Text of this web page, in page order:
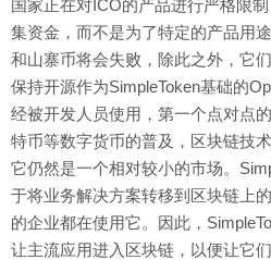
国家正在对ICO的产品进行严格限
集资金，而不是为了特定的产品用
和山寨币将会失败，除此之外，它
保持开源作为SimpleToken基础的
经被开发人员使用，第一个点对点
特币等数字货币的普及，区块链技
它仍然是一个相对较小的市场。
于将业务解决方案转移到区块链上
的企业都在使用它。因此，
让主流应用进入区块链，以便让它